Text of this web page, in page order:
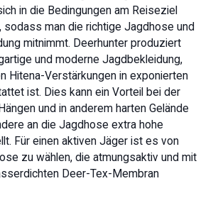
in die Bedingungen am Reiseziel
sodass man die richtige Jagdhose und
mitnimmt. Deerhunter produziert
und moderne Jagdbekleidung,
Hitena-Verstärkungen in exponierten
ist. Dies kann ein Vorteil bei der
und in anderem harten Gelände
an die Jagdhose extra hohe
Für einen aktiven Jäger ist es von
zu wählen, die atmungsaktiv und mit
Deer-Tex-Membran